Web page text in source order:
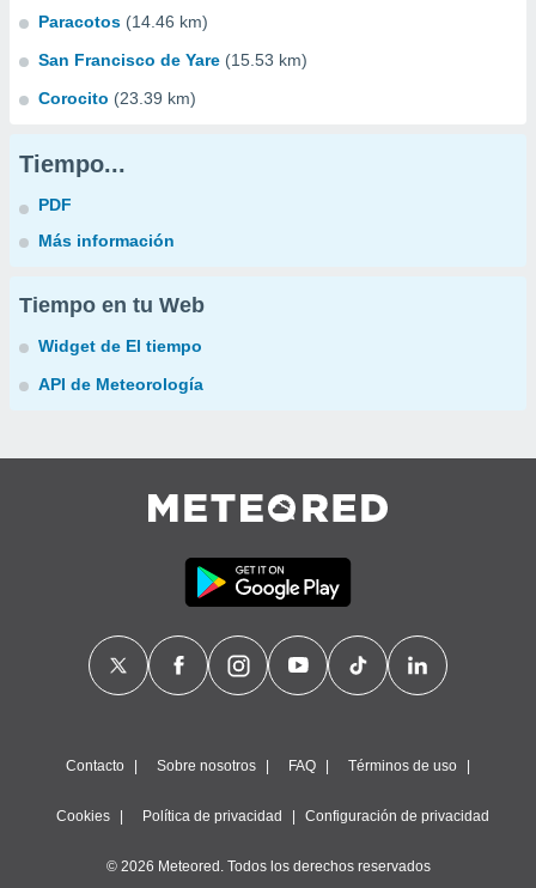
Paracotos (14.46 km)
San Francisco de Yare (15.53 km)
Corocito (23.39 km)
Tiempo...
PDF
Más información
Tiempo en tu Web
Widget de El tiempo
API de Meteorología
Contacto Sobre nosotros FAQ Términos de uso
Cookies Política de privacidad Configuración de privacidad
© 2026 Meteored. Todos los derechos reservados